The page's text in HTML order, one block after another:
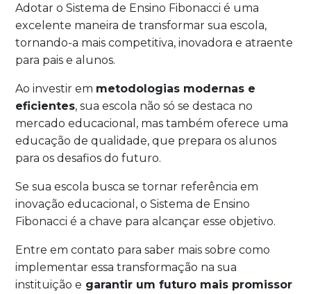
Adotar o Sistema de Ensino Fibonacci é uma
excelente maneira de transformar sua escola,
tornando-a mais competitiva, inovadora e atraente
para pais e alunos.
Ao investir em metodologias modernas e
eficientes, sua escola não só se destaca no
mercado educacional, mas também oferece uma
educação de qualidade, que prepara os alunos
para os desafios do futuro.
Se sua escola busca se tornar referência em
inovação educacional, o Sistema de Ensino
Fibonacci é a chave para alcançar esse objetivo.
Entre em contato para saber mais sobre como
implementar essa transformação na sua
instituição e garantir um futuro mais promissor